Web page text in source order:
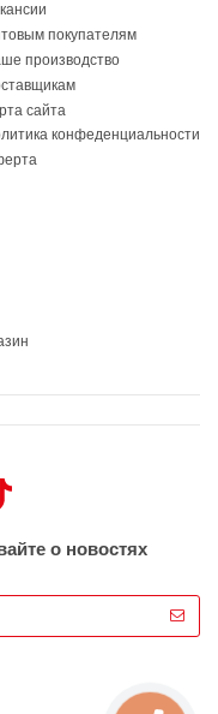
покупателям
производство
сайта
конфеденциальности
о новостях